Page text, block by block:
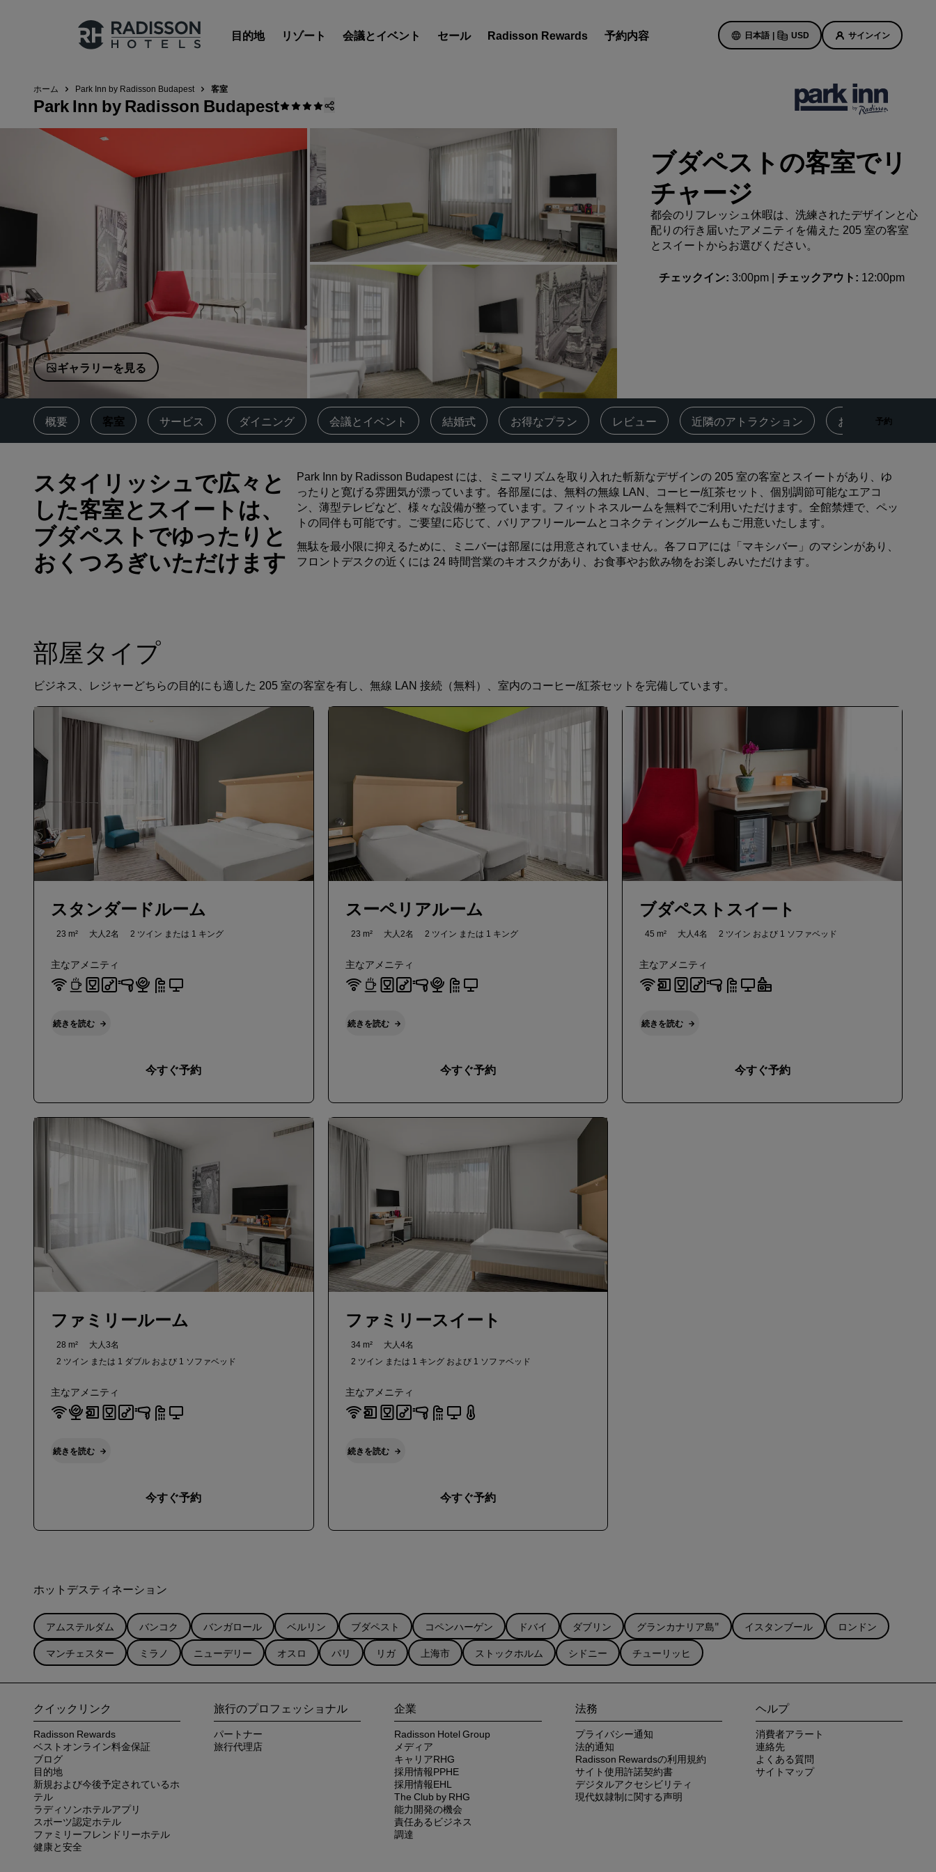
目的地 リゾート 会議とイベント セール Radisson Rewards 予約内容 日本語 | USD サインイン
Radisson Hotels のブランド
Radisson Hotels ブランド
中国の関連ブランド
目的地
リゾート
サービス付きアパートメント
エアポートホテル
新規オープンおよびオープン予定
のホテル
Radisson Meetings
Radisson Meetings をご紹介します
会議スペースを予約します
見積もりを依頼する
イベントの目的地
業界ソリューション
フライトを検索
ダイニング
レストランを探す
デジタルサービス
ホテルのセール
い
初回限定の予約特典
本日のセール
事前にご予約ください
パッケージをご覧ください
旅のアイデア
出張者
市内中心部にあるホテル
Radisson Rewards
プログラムを見つける
特典
ポイントの使用方法
ホーム Park Inn by Radisson Budapest 客室
Park Inn by Radisson Budapest
ギャラリーを見る
ブダペストの客室でリ
チャージ
都会のリフレッシュ休暇は、洗練されたデザインと心
配りの行き届いたアメニティを備えた 205 室の客室
とスイートからお選びください。
チェックイン 3:00pm チェックアウト 12:00pm
概要 客室 サービス ダイニング ‌会議とイベント 結婚式 お得なプラン レビュー 近隣のアトラクション お問い合わせ先
予約
スタイリッシュで広々と
した客室とスイートは、
ブダペストでゆったりと
おくつろぎいただけます
Park Inn by Radisson Budapest には、ミニマリズムを取り入れた斬新なデザインの 205 室の客室とスイートがあり、ゆ
ったりと寛げる雰囲気が漂っています。各部屋には、無料の無線 LAN、コーヒー/紅茶セット、個別調節可能なエアコ
ン、薄型テレビなど、様々な設備が整っています。フィットネスルームを無料でご利用いただけます。全館禁煙で、ペッ
トの同伴も可能です。ご要望に応じて、バリアフリールームとコネクティングルームもご用意いたします。
無駄を最小限に抑えるために、ミニバーは部屋には用意されていません。各フロアには「マキシバー」のマシンがあり、
フロントデスクの近くには 24 時間営業のキオスクがあり、お食事やお飲み物をお楽しみいただけます。
部屋タイプ
ビジネス、レジャーどちらの目的にも適した 205 室の客室を有し、無線 LAN 接続（無料）、室内のコーヒー/紅茶セットを完備しています。
スタンダードルーム
23 m² 大人2名 2 ツイン または 1 キング
主なアメニティ
続きを読む
今すぐ予約
スーペリアルーム
23 m² 大人2名 2 ツイン または 1 キング
主なアメニティ
続きを読む
今すぐ予約
ブダペストスイート
45 m² 大人4名 2 ツイン および 1 ソファベッド
主なアメニティ
続きを読む
今すぐ予約
ファミリールーム
28 m²
大人3名
2 ツイン または 1 ダブル および 1 ソファベッド
主なアメニティ
続きを読む
今すぐ予約
ファミリースイート
34 m²
大人4名
2 ツイン または 1 キング および 1 ソファベッド
主なアメニティ
続きを読む
今すぐ予約
ホットデスティネーション
アムステルダム バンコク バンガロール ベルリン ブダペスト コペンハーゲン ドバイ ダブリン グランカナリア島" イスタンブール
ロンドン
マンチェスター
ミラノ ニューデリー オスロ パリ リガ 上海市 ストックホルム シドニー チューリッヒ
クイックリンク
Radisson Rewards
ベストオンライン料金保証
ブログ
目的地
新規および今後予定されているホ
テル
ラディソンホテルアプリ
スポーツ認定ホテル
ファミリーフレンドリーホテル
健康と安全
旅行のプロフェッショナル
パートナー
旅行代理店
企業
Radisson Hotel Group
メディア
キャリアRHG
採用情報PPHE
採用情報EHL
The Club by RHG
能力開発の機会
責任あるビジネス
調達
法務
プライバシー通知
法的通知
Radisson Rewardsの利用規約
サイト使用許諾契約書
デジタルアクセシビリティ
現代奴隷制に関する声明
ヘルプ
消費者アラート
連絡先
よくある質問
サイトマップ